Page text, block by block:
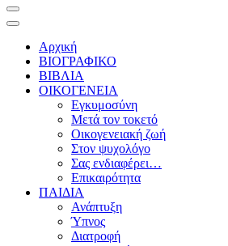
Αρχική
ΒΙΟΓΡΑΦΙΚΟ
ΒΙΒΛΙΑ
ΟΙΚΟΓΕΝΕΙΑ
Εγκυμοσύνη
Μετά τον τοκετό
Οικογενειακή ζωή
Στον ψυχολόγο
Σας ενδιαφέρει…
Επικαιρότητα
ΠΑΙΔΙΑ
Ανάπτυξη
Ύπνος
Διατροφή